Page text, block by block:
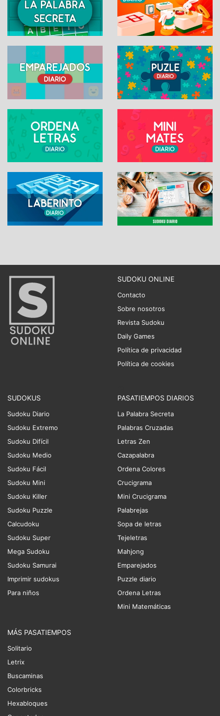
SUDOKU ONLINE
Contacto
Sobre nosotros
Revista Sudoku
Daily Games
Política de privacidad
Política de cookies
SUDOKUS
Sudoku Diario
Sudoku Extremo
Sudoku Difícil
Sudoku Medio
Sudoku Fácil
Sudoku Mini
Sudoku Killer
Sudoku Puzzle
Calcudoku
Sudoku Super
Mega Sudoku
Sudoku Samurai
Imprimir sudokus
Para niños
PASATIEMPOS DIARIOS
La Palabra Secreta
Palabras Cruzadas
Letras Zen
Cazapalabra
Ordena Colores
Crucigrama
Mini Crucigrama
Palabrejas
Sopa de letras
Tejeletras
Mahjong
Emparejados
Puzzle diario
Ordena Letras
Mini Matemáticas
MÁS PASATIEMPOS
Solitario
Letrix
Buscaminas
Colorbricks
Hexabloques